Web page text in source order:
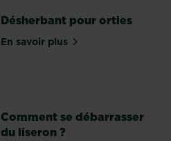
Désherbant pour orties
En savoir plussur Désherbant pour
Comment se débarrasser
du liseron ?